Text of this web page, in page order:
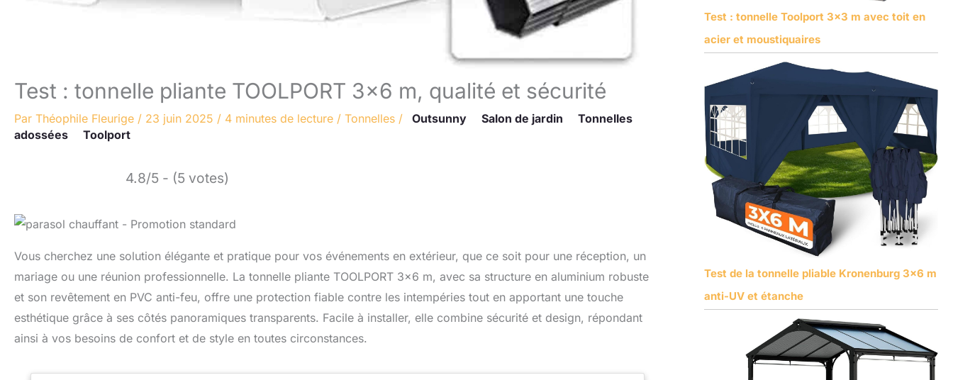
Test : tonnelle pliante TOOLPORT 3×6 m, qualité et sécurité
Par Théophile Fleurige / 23 juin 2025 / 4 minutes de lecture / Tonnelles / Outsunny Salon de jardin
Tonnelles
adossées
Toolport
4.8/5 - (5 votes)
Vous cherchez une solution élégante et pratique pour vos événements en extérieur, que ce soit pour une réception, un
mariage ou une réunion professionnelle. La tonnelle pliante TOOLPORT 3×6 m, avec sa structure en aluminium robuste
et son revêtement en PVC anti-feu, offre une protection fiable contre les intempéries tout en apportant une touche
esthétique grâce à ses côtés panoramiques transparents. Facile à installer, elle combine sécurité et design, répondant
ainsi à vos besoins de confort et de style en toutes circonstances.
Test : tonnelle Toolport 3×3 m avec toit en
acier et moustiquaires
Test de la tonnelle pliable Kronenburg 3×6 m
anti-UV et étanche